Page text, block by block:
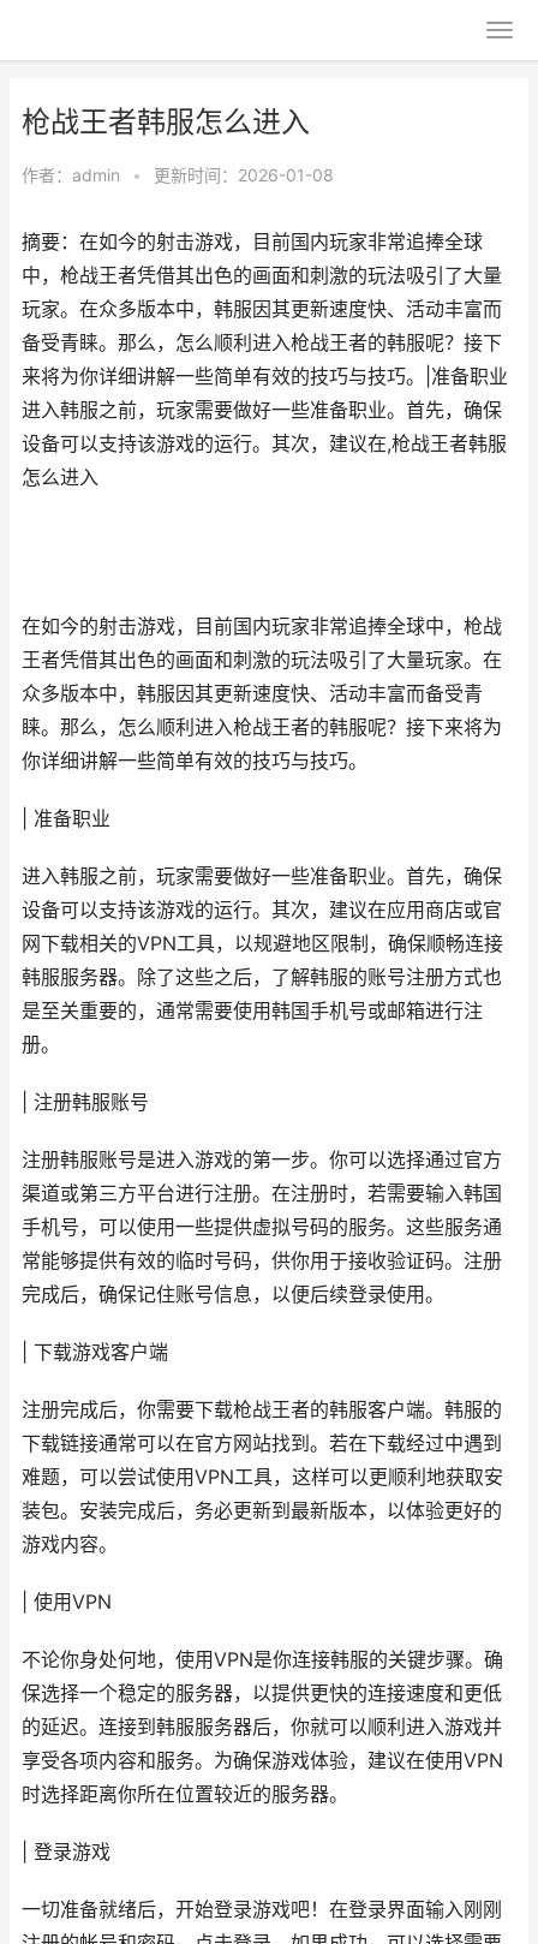
枪战王者韩服怎么进入
作者： admin • 更新时间：2026-01-08
摘要：在如今的射击游戏，目前国内玩家非常追捧全球
中，枪战王者凭借其出色的画面和刺激的玩法吸引了大量
玩家。在众多版本中，韩服因其更新速度快、活动丰富而
备受青睐。那么，怎么顺利进入枪战王者的韩服呢？接下
来将为你详细讲解一些简单有效的技巧与技巧。|准备职业
进入韩服之前，玩家需要做好一些准备职业。首先，确保
设备可以支持该游戏的运行。其次，建议在,枪战王者韩服
怎么进入
在如今的射击游戏，目前国内玩家非常追捧全球中，枪战
王者凭借其出色的画面和刺激的玩法吸引了大量玩家。在
众多版本中，韩服因其更新速度快、活动丰富而备受青
睐。那么，怎么顺利进入枪战王者的韩服呢？接下来将为
你详细讲解一些简单有效的技巧与技巧。
| 准备职业
进入韩服之前，玩家需要做好一些准备职业。首先，确保
设备可以支持该游戏的运行。其次，建议在应用商店或官
网下载相关的VPN工具，以规避地区限制，确保顺畅连接
韩服服务器。除了这些之后，了解韩服的账号注册方式也
是至关重要的，通常需要使用韩国手机号或邮箱进行注
册。
| 注册韩服账号
注册韩服账号是进入游戏的第一步。你可以选择通过官方
渠道或第三方平台进行注册。在注册时，若需要输入韩国
手机号，可以使用一些提供虚拟号码的服务。这些服务通
常能够提供有效的临时号码，供你用于接收验证码。注册
完成后，确保记住账号信息，以便后续登录使用。
| 下载游戏客户端
注册完成后，你需要下载枪战王者的韩服客户端。韩服的
下载链接通常可以在官方网站找到。若在下载经过中遇到
难题，可以尝试使用VPN工具，这样可以更顺利地获取安
装包。安装完成后，务必更新到最新版本，以体验更好的
游戏内容。
| 使用VPN
不论你身处何地，使用VPN是你连接韩服的关键步骤。确
保选择一个稳定的服务器，以提供更快的连接速度和更低
的延迟。连接到韩服服务器后，你就可以顺利进入游戏并
享受各项内容和服务。为确保游戏体验，建议在使用VPN
时选择距离你所在位置较近的服务器。
| 登录游戏
一切准备就绪后，开始登录游戏吧！在登录界面输入刚刚